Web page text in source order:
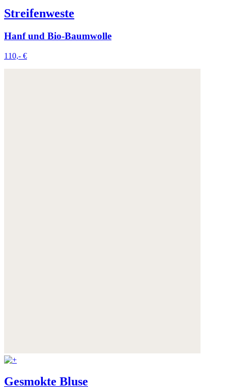
Weitere Informationen:
AGB
Streifenweste
Hanf und Bio-Baumwolle
110,- €
Gesmokte Bluse